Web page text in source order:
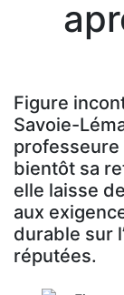
Figure
Savoie-
professeure
bientôt sa
elle laisse
aux
durable sur
réputées.